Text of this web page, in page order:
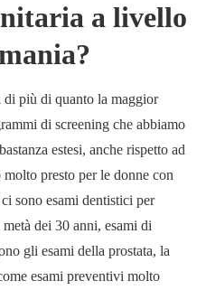
a livello
di più di quanto la maggior
di screening che abbiamo
estesi, anche rispetto ad
presto per le donne con
sono esami dentistici per
dei 30 anni, esami di
gli esami della prostata, la
esami preventivi molto